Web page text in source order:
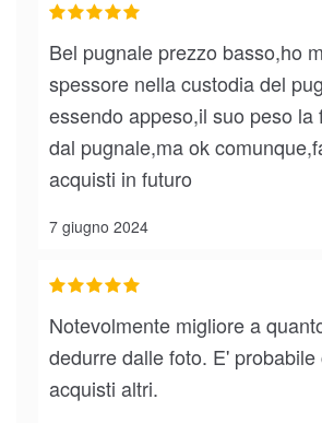
7 giugno 2024
Bel pugnale prezzo basso,ho
spessore nella custodia del
essendo appeso,il suo peso la
dal pugnale,ma ok
acquisti in futuro
Notevolmente migliore a
dedurre dalle foto. E' probabile
acquisti altri.